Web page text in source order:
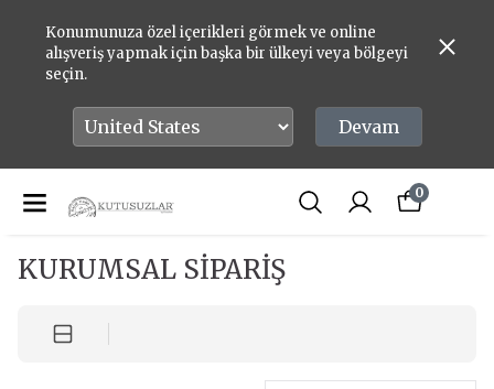
Konumunuza özel içerikleri görmek ve online
alışveriş yapmak için başka bir ülkeyi veya bölgeyi
seçin.
Devam
0
KURUMSAL SİPARİŞ